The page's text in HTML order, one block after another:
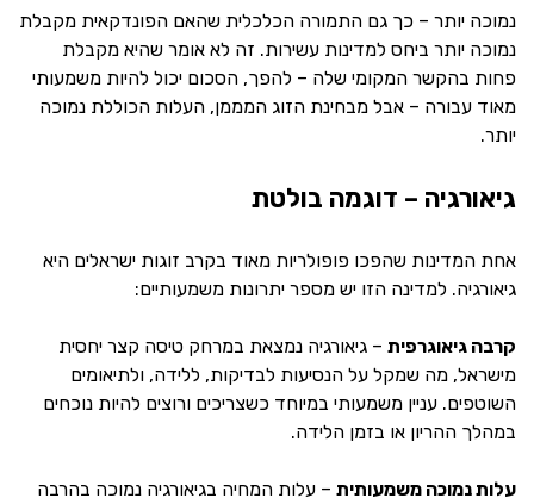
נמוכה יותר – כך גם התמורה הכלכלית שהאם הפונדקאית מקבלת
נמוכה יותר ביחס למדינות עשירות. זה לא אומר שהיא מקבלת
פחות בהקשר המקומי שלה – להפך, הסכום יכול להיות משמעותי
מאוד עבורה – אבל מבחינת הזוג המממן, העלות הכוללת נמוכה
יותר.
גיאורגיה – דוגמה בולטת
אחת המדינות שהפכו פופולריות מאוד בקרב זוגות ישראלים היא
גיאורגיה. למדינה הזו יש מספר יתרונות משמעותיים:
קרבה גיאוגרפית – גיאורגיה נמצאת במרחק טיסה קצר יחסית
מישראל, מה שמקל על הנסיעות לבדיקות, ללידה, ולתיאומים
השוטפים. עניין משמעותי במיוחד כשצריכים ורוצים להיות נוכחים
במהלך ההריון או בזמן הלידה.
עלות נמוכה משמעותית – עלות המחיה בגיאורגיה נמוכה בהרבה